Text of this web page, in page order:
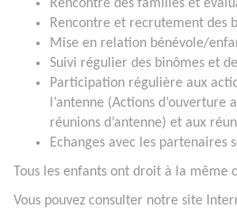
Rencontre des familles et
Rencontre et recrutement des
Mise en relation bénévole/
Suivi régulier des binômes et
Participation régulière aux
l’antenne (Actions
réunions d’antenne) et aux
Echanges avec les partenaires
Tous les enfants ont droit à la même
Vous pouvez consulter notre site